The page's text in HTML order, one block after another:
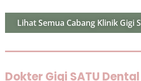
Lihat Semua Cabang Klinik Gigi
Dokter Gigi SATU Dental